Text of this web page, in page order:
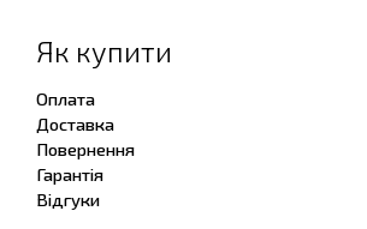
Як купити
Оплата
Доставка
Повернення
Гарантія
Відгуки